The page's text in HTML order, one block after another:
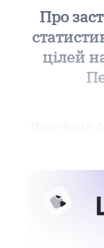
Про
цілей